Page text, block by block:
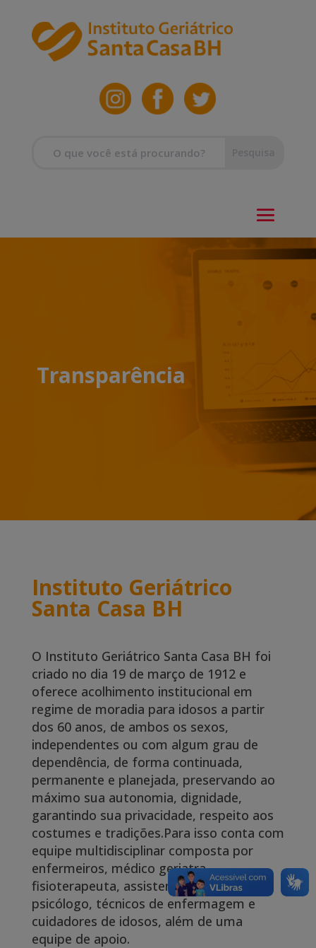
Transparência
Instituto Geriátrico
Santa Casa BH
O Instituto Geriátrico Santa Casa BH foi
criado no dia 19 de março de 1912 e
oferece acolhimento institucional em
regime de moradia para idosos a partir
dos 60 anos, de ambos os sexos,
independentes ou com algum grau de
dependência, de forma continuada,
permanente e planejada, preservando ao
máximo sua autonomia, dignidade,
garantindo sua privacidade, respeito aos
costumes e tradições.Para isso conta com
equipe multidisciplinar composta por
enfermeiros, médico geriatra,
fisioterapeuta, assistente social,
psicólogo, técnicos de enfermagem e
cuidadores de idosos, além de uma
equipe de apoio.